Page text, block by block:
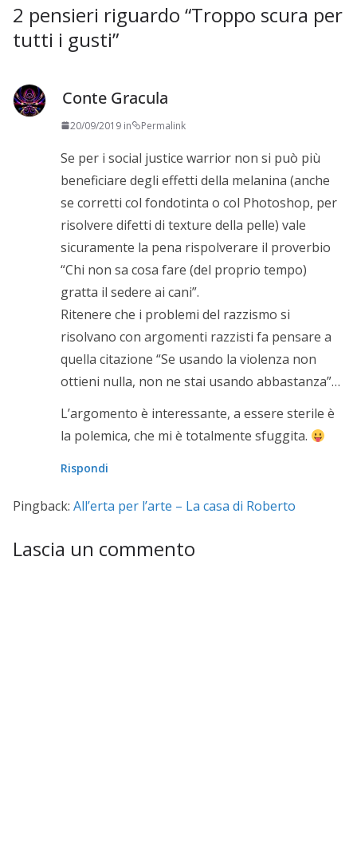
2 pensieri riguardo “Troppo scura per
tutti i gusti”
Conte Gracula
20/09/2019 in Permalink
Se per i social justice warrior non si può più
beneficiare degli effetti della melanina (anche
se corretti col fondotinta o col Photoshop, per
risolvere difetti di texture della pelle) vale
sicuramente la pena rispolverare il proverbio
“Chi non sa cosa fare (del proprio tempo)
gratta il sedere ai cani”.
Ritenere che i problemi del razzismo si
risolvano con argomenti razzisti fa pensare a
quella citazione “Se usando la violenza non
ottieni nulla, non ne stai usando abbastanza”…
L’argomento è interessante, a essere sterile è
la polemica, che mi è totalmente sfuggita.
Rispondi
Pingback: All’erta per l’arte – La casa di Roberto
Lascia un commento